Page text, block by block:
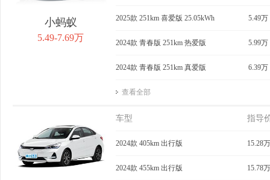
小蚂蚁
5.49-7.69万
2025款 251km 喜爱版 25.05kWh 5.49万
2024款 青春版 251km 热爱版 5.99万
2024款 青春版 251km 真爱版 6.39万
查看全部
车型 指导
2024款 405km 出行版 15.28万
2024款 455km 出行版 15.78万